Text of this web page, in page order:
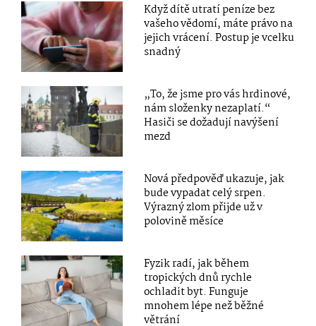
Když dítě utratí peníze bez
vašeho vědomí, máte právo na
jejich vrácení. Postup je vcelku
snadný
„To, že jsme pro vás hrdinové,
nám složenky nezaplatí.“
Hasiči se dožadují navýšení
mezd
Nová předpověď ukazuje, jak
bude vypadat celý srpen.
Výrazný zlom přijde už v
polovině měsíce
Fyzik radí, jak během
tropických dnů rychle
ochladit byt. Funguje
mnohem lépe než běžné
větrání